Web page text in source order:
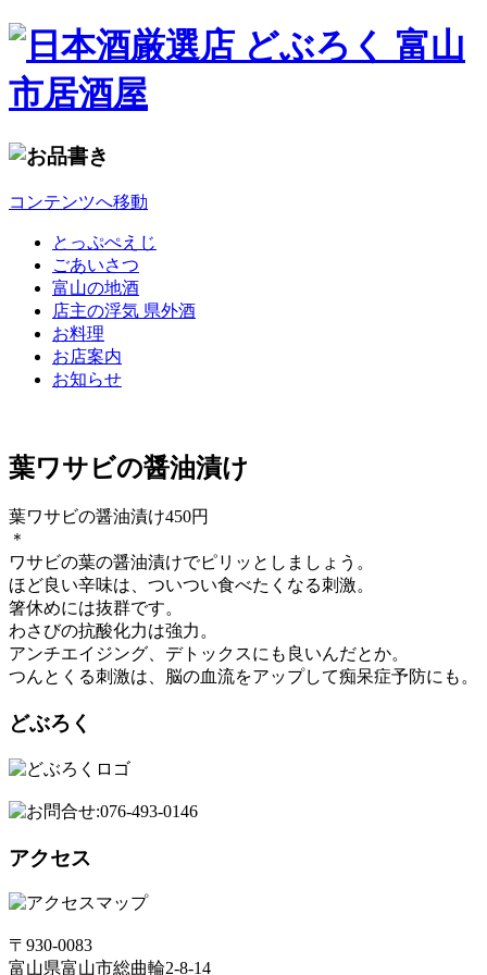
コンテンツへ移動
とっぷぺえじ
ごあいさつ
富山の地酒
店主の浮気 県外酒
お料理
お店案内
お知らせ
葉ワサビの醤油漬け
葉ワサビの醤油漬け450円
＊
ワサビの葉の醤油漬けでピリッとしましょう。
ほど良い辛味は、ついつい食べたくなる刺激。
箸休めには抜群です。
わさびの抗酸化力は強力。
アンチエイジング、デトックスにも良いんだとか。
つんとくる刺激は、脳の血流をアップして痴呆症予防にも。
どぶろく
アクセス
〒930-0083
富山県富山市総曲輪2-8-14